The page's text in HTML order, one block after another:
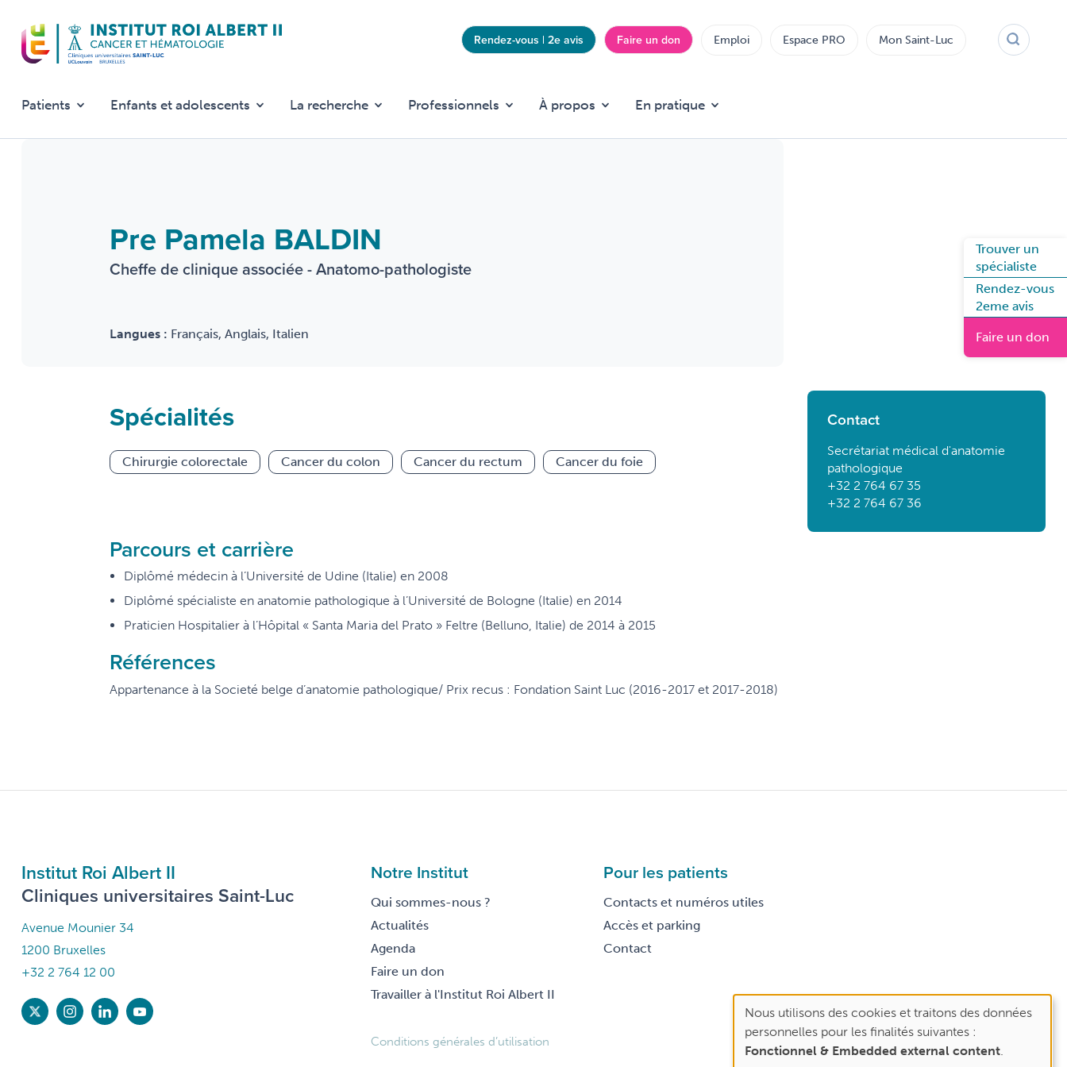
contenu
principal
TopRendez-vous | 2e avis Faire un don Emploi Espace PRO Mon Saint-Luc
Patients Enfants et adolescents La recherche Professionnels À propos En pratique
Trouver un
spécialiste
Rendez-vous
2eme avis
Faire un don
Pre Pamela BALDIN
Cheffe de clinique associée - Anatomo-pathologiste
Langues : Français, Anglais, Italien
Spécialités
Chirurgie colorectale Cancer du colon Cancer du rectum Cancer du foie
Parcours et carrière
Diplômé médecin à l’Université de Udine (Italie) en 2008
Diplômé spécialiste en anatomie pathologique à l’Université de Bologne (Italie) en 2014
Praticien Hospitalier à l’Hôpital « Santa Maria del Prato » Feltre (Belluno, Italie) de 2014 à 2015
Références
Appartenance à la Societé belge d’anatomie pathologique/ Prix recus : Fondation Saint Luc (2016-2017 et 2017-2018)
Contact
Secrétariat médical d'anatomie
pathologique
+32 2 764 67 35
+32 2 764 67 36
Institut Roi Albert II
Cliniques universitaires Saint-Luc
Avenue Mounier 34
1200 Bruxelles
+32 2 764 12 00
Notre Institut
Qui sommes-nous ?
Actualités
Agenda
Faire un don
Travailler à l'Institut Roi Albert II
Pour les patients
Contacts et numéros utiles
Accès et parking
Contact
Footer
Conditions générales d’utilisation
Use
of
Nous utilisons des cookies et traitons des données
personnelles pour les finalités suivantes :
Fonctionnel & Embedded external content.